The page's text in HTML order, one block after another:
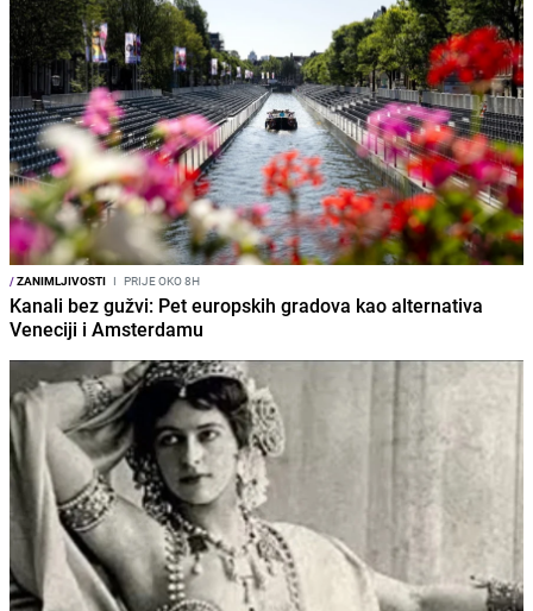
/ZANIMLJIVOSTI I PRIJE OKO 8H
Kanali bez gužvi: Pet europskih gradova kao alternativa
Veneciji i Amsterdamu